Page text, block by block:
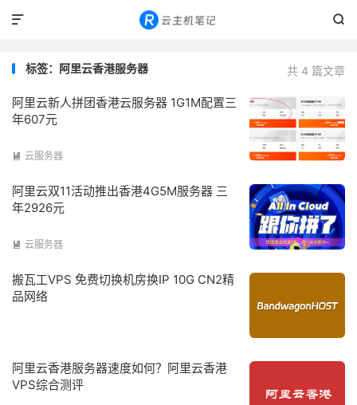


共 4 篇文章
标签：阿里云香港服务器
阿里云新人拼团香港云服务器 1G1M配置三
年607元
 云服务器
阿里云双11活动推出香港4G5M服务器 三
年2926元
 云服务器
搬瓦工VPS 免费切换机房换IP 10G CN2精
品网络
阿里云香港服务器速度如何？阿里云香港
VPS综合测评